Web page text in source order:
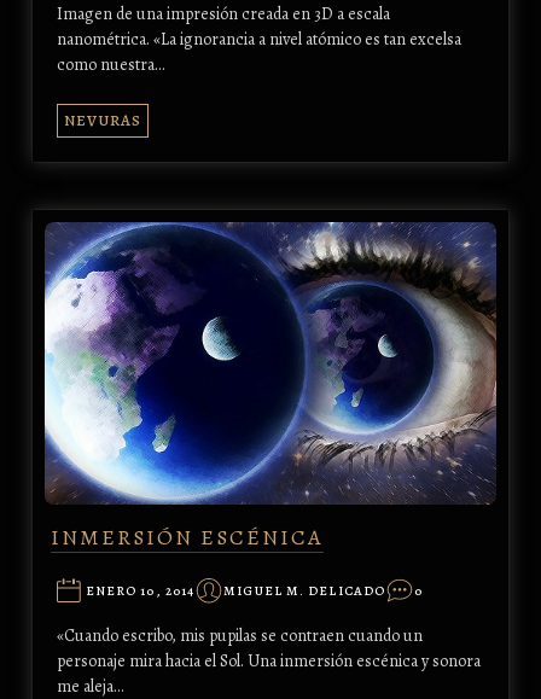
Imagen de una impresión creada en 3D a escala
nanométrica. «La ignorancia a nivel atómico es tan excelsa
como nuestra…
NEVURAS
INMERSIÓN ESCÉNICA
ENERO 10, 2014 MIGUEL M. DELICADO 0
«Cuando escribo, mis pupilas se contraen cuando un
personaje mira hacia el Sol. Una inmersión escénica y sonora
me aleja…